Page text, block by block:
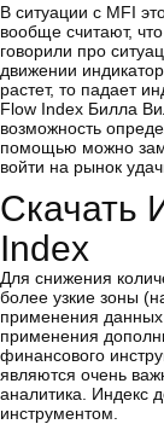
В ситуации с MFI
вообще считают,
говорили про
движении
растет, то падает
Flow Index Билла
возможность
помощью можно
войти на рынок
Скачать
Index
Для снижения
более узкие зоны
применения данных
применения
финансового
являются очень
аналитика. Индекс
инструментом.